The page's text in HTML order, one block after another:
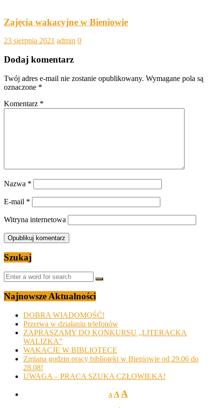
Zajęcia wakacyjne w Bieniowie
23 sierpnia 2021 admin 0
Dodaj komentarz
Twój adres e-mail nie zostanie opublikowany. Wymagane pola są
oznaczone *
Komentarz *
Nazwa *
E-mail *
Witryna internetowa
Szukaj
Najnowsze Aktualności
DOBRA WIADOMOŚĆ!
Przerwa w działaniu telefonów
ZAPRASZAMY DO KONKURSU „LITERACKA
WALIZKA”
WAKACJE W BIBLIOTECE
Zmiana godzin pracy biblioteki w Bieniowie od 29.06 do
28.08!
UWAGA – PRACA SZUKA CZŁOWIEKA!
A A A